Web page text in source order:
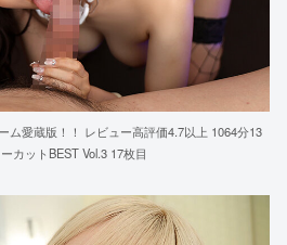
ム愛蔵版！！ レビュー高評価4.7以上 1064分13
カットBEST Vol.3 17枚目